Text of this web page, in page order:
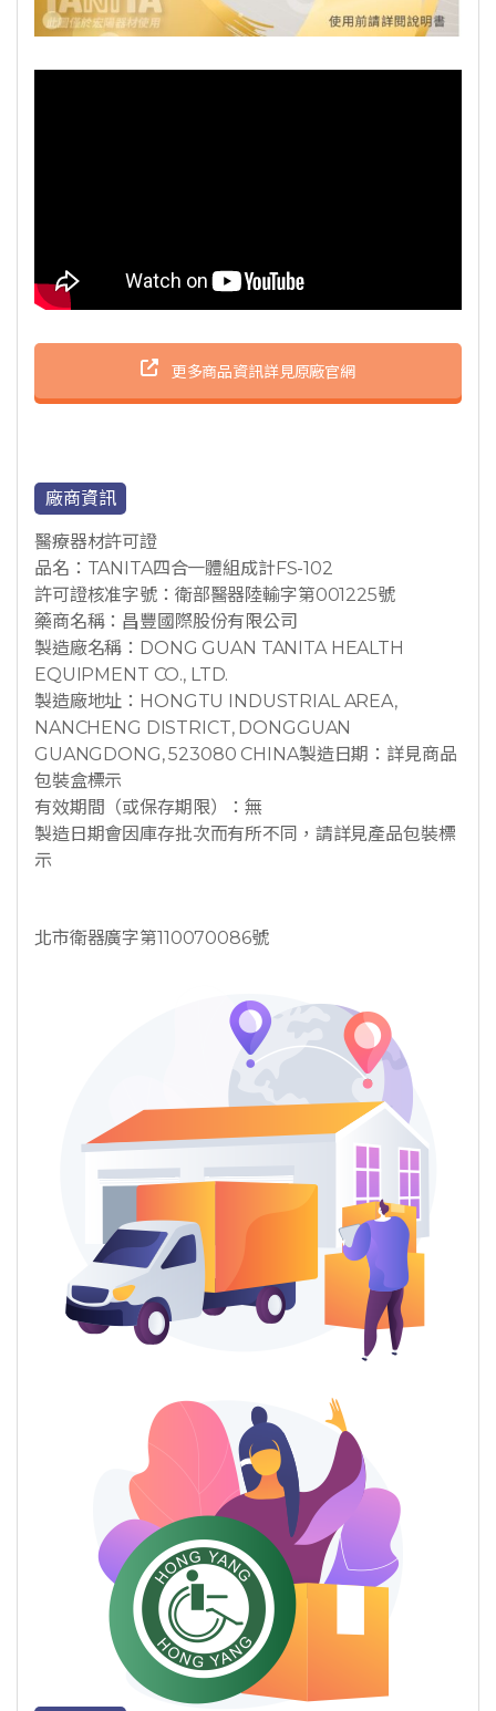
更多商品資訊詳見原廠官網
廠商資訊
醫療器材許可證
品名：TANITA四合一體組成計FS-102
許可證核准字號：衛部醫器陸輸字第001225號
藥商名稱：昌豐國際股份有限公司
製造廠名稱：DONG GUAN TANITA HEALTH
EQUIPMENT CO., LTD.
製造廠地址：HONGTU INDUSTRIAL AREA,
NANCHENG DISTRICT, DONGGUAN
GUANGDONG, 523080 CHINA製造日期：詳見商品
包裝盒標示
有效期間（或保存期限）：無
製造日期會因庫存批次而有所不同，請詳見產品包裝標
示
北市衛器廣字第110070086號